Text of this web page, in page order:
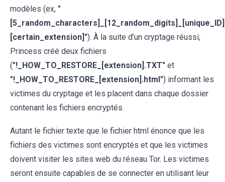
modèles (ex, "
[certain_extension]"). À la suite d’un cryptage réussi,
Princess créé deux fichiers
("!_HOW_TO_RESTORE_[extension].TXT" et
"!_HOW_TO_RESTORE_[extension].html") informant les
victimes du cryptage et les placent dans chaque dossier
contenant les fichiers encryptés.
Autant le fichier texte que le fichier html énonce que les
fichiers des victimes sont encryptés et que les victimes
doivent visiter les sites web du réseau Tor. Les victimes
seront ensuite capables de se connecter en utilisant leur